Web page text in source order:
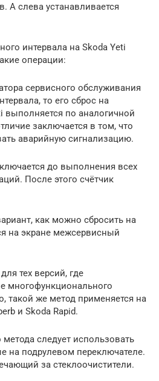
А слева устанавливается
интервала на Skoda Yeti
операции:
сервисного обслуживания
то его сброс на
выполняется по аналогичной
заключается в том, что
аварийную сигнализацию.
до выполнения всех
После этого счётчик
как можно сбросить на
на экране межсервисный
тех версий, где
многофункционального
такой же метод применяется на
и Skoda Rapid.
следует использовать
на подрулевом переключателе.
за стеклоочистители.